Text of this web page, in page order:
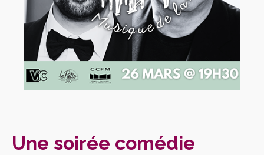
Une soirée comédie